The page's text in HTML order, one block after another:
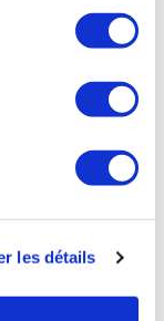
les détails
urinaires
thermales, dont les